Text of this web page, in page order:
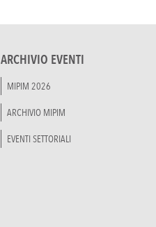
ARCHIVIO EVENTI
MIPIM 2026
ARCHIVIO MIPIM
EVENTI SETTORIALI